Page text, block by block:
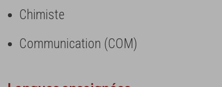
Chimiste
Communication (COM)